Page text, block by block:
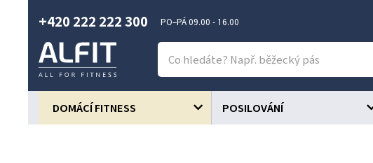
+420 222 222 300 PO–PÁ 09.00 - 16.00
DOMÁCÍ FITNESS POSILOVÁNÍ